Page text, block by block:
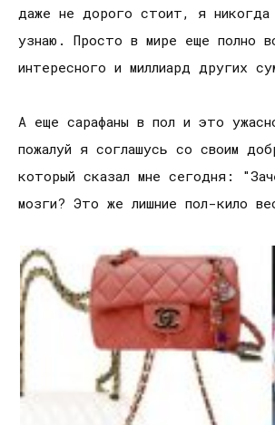
даже не дорого стоит, я никогда
узнаю. Просто в мире еще полно
интересного и миллиард других
А еще сарафаны в пол и это
пожалуй я соглашусь со своим
который сказал мне сегодня:
мозги? Это же лишние пол-кило